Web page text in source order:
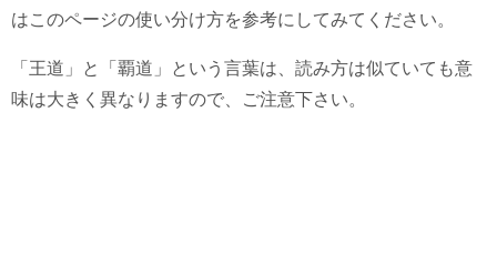
はこのページの使い分け方を参考にしてみてください。
「王道」と「覇道」という言葉は、読み方は似ていても意
味は大きく異なりますので、ご注意下さい。